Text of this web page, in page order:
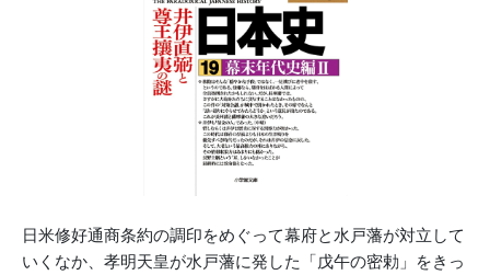
日米修好通商条約の調印をめぐって幕府と水戸藩が対立して
いくなか、孝明天皇が水戸藩に発した「戊午の密勅」をきっ